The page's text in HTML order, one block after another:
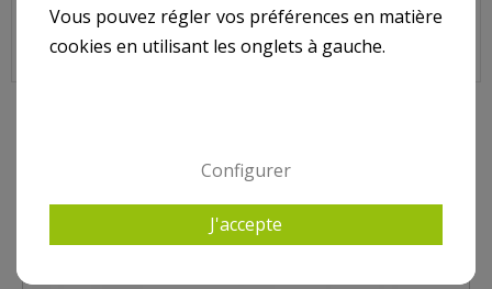
Vous pouvez régler vos préférences en matière
cookies en utilisant les onglets à gauche.
Configurer
J'accepte